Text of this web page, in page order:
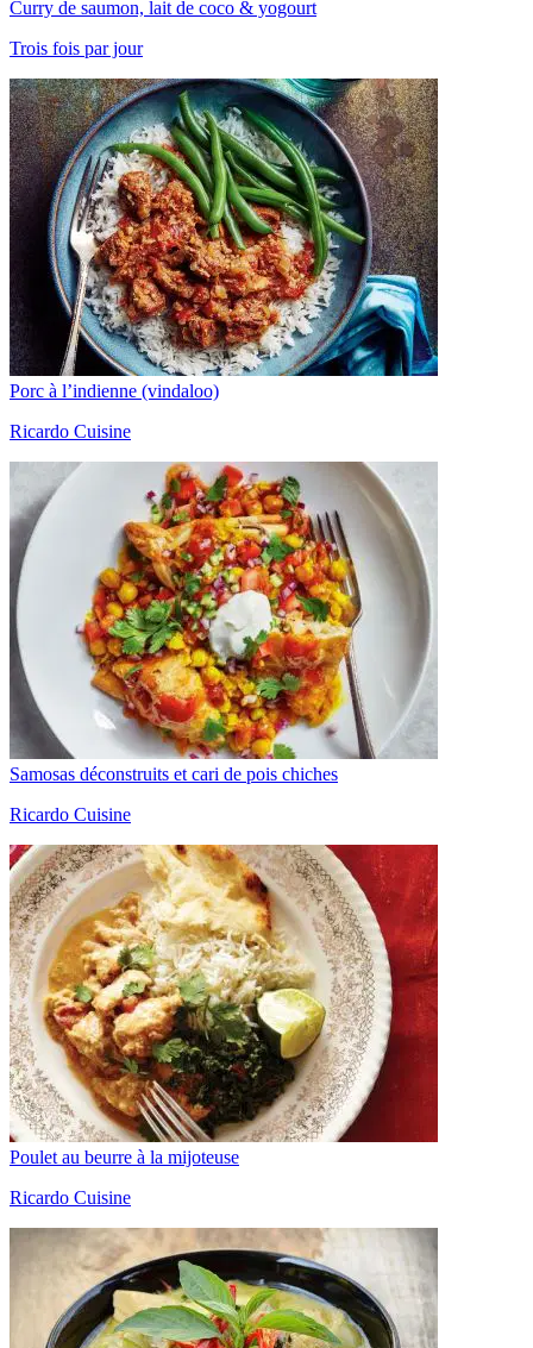
Curry de saumon, lait de coco & yogourt
Trois fois par jour
Porc à l’indienne (vindaloo)
Ricardo Cuisine
Samosas déconstruits et cari de pois chiches
Ricardo Cuisine
Poulet au beurre à la mijoteuse
Ricardo Cuisine